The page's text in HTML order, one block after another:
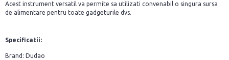
Acest instrument versatil va permite sa utilizati convenabil o singura sursa
de alimentare pentru toate gadgeturile dvs.
Specificatii:
Brand: Dudao